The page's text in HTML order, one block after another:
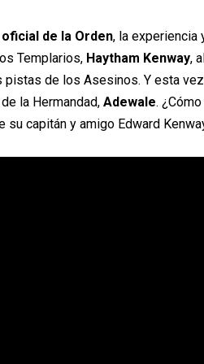
de la Orden, la experiencia
Templarios, Haytham Kenway,
de los Asesinos. Y esta
la Hermandad, Adewale.
su capitán y amigo Edward